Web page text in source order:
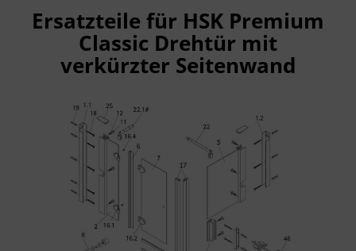
Ersatzteile für HSK Premium
Classic Drehtür mit
verkürzter Seitenwand